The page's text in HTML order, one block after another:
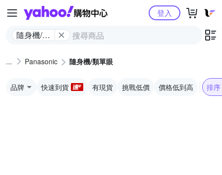
Yahoo購物中心
隨身機/類
登入
Panasonic 隨身機/類單眼
品牌 快速到貨 有現貨 挑戰低價 價格低到高 排序